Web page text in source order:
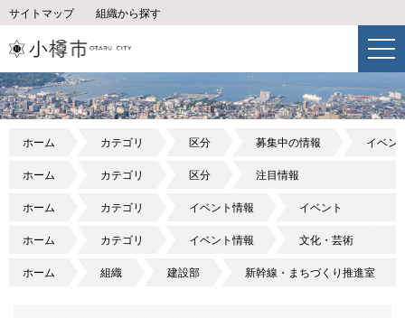
サイトマップ 組織から探す
ホーム カテゴリ 区分 募集中の情報 イベン
ホーム カテゴリ 区分 注目情報
ホーム カテゴリ イベント情報 イベント
ホーム カテゴリ イベント情報 文化・芸術
ホーム 組織 建設部 新幹線・まちづくり推進室